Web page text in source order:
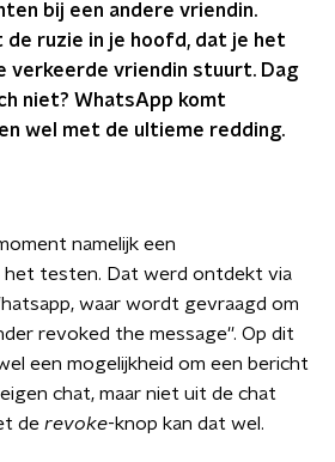
bij een andere vriendin.
de ruzie in je hoofd, dat je het
verkeerde vriendin stuurt. Dag
niet? WhatsApp komt
wel met de ultieme redding.
namelijk een
het testen. Dat werd ontdekt via
waar wordt gevraagd om
revoked the message''. Op dit
een mogelijkheid om een bericht
chat, maar niet uit de chat
de revoke-knop kan dat wel.